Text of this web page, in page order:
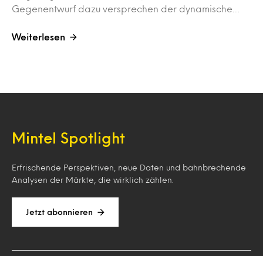
Gegenentwurf dazu versprechen der dynamische…
Weiterlesen
Mintel Spotlight
Erfrischende Perspektiven, neue Daten und bahnbrechende
Analysen der Märkte, die wirklich zählen.
Jetzt abonnieren